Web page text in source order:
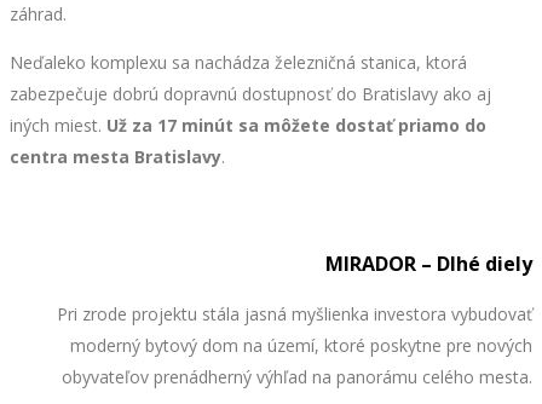
záhrad.
Neďaleko komplexu sa nachádza železničná stanica, ktorá
zabezpečuje dobrú dopravnú dostupnosť do Bratislavy ako aj
iných miest. Už za 17 minút sa môžete dostať priamo do
centra mesta Bratislavy.
MIRADOR – Dlhé diely
Pri zrode projektu stála jasná myšlienka investora vybudovať
moderný bytový dom na území, ktoré poskytne pre nových
obyvateľov prenádherný výhľad na panorámu celého mesta.